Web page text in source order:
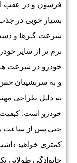
فرسون و در عقب
بسیار خوبی در جذب
سرعت گیرها و دست
نرم تر از سایر
خودرو در سرعت
و به سرنشینان حس
به دلیل طراحی
خودرو است.
حتی پس از ساعت
کمتری خواهید
خانوادگی طولانی